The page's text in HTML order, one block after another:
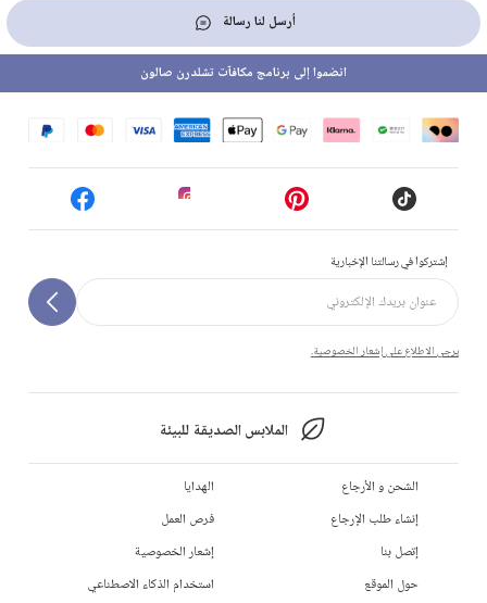
أرسل لنا رسالة
إشتركوا في رسالتنا الإخبارية
يرجى الاطلاع على إشعار الخصوصية.
الملابس الصديقة للبيئة
انضموا إلى برنامج مكافآت تشلدرن صالون
الشحن و الأرجاع
إنشاء طلب الإرجاع
إتصل بنا
حول الموقع
الهدايا
فرص العمل
إشعار الخصوصية
استخدام الذكاء الاصطناعي